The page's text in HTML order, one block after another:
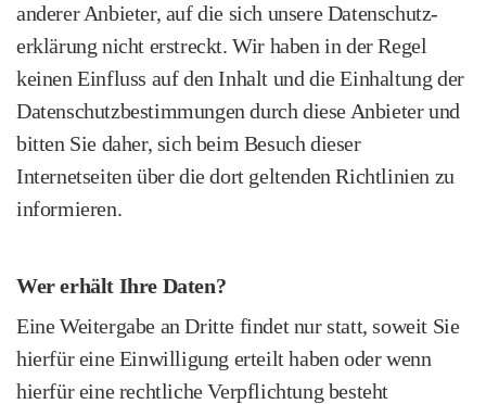
anderer Anbieter, auf die sich unsere Datenschutz­
erklärung nicht erstreckt. Wir haben in der Regel
keinen Einfluss auf den Inhalt und die Einhaltung der
Datenschutz­bestimmungen durch diese Anbieter und
bitten Sie daher, sich beim Besuch dieser
Internetseiten über die dort geltenden Richtlinien zu
informieren.
Wer erhält Ihre Daten?
Eine Weitergabe an Dritte findet nur statt, soweit Sie
hierfür eine Einwilligung erteilt haben oder wenn
hierfür eine rechtliche Verpflichtung besteht